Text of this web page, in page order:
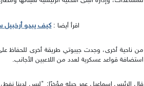
اقرأ أيضا :كيف يبدو
من ناحية أخرى، وجدت جيبوتي طريقة أخرى للحفاظ
استضافة قواعد عسكرية لعدد من اللاعبين الأجانب.